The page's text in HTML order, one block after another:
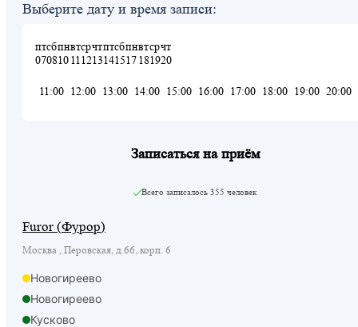
Выберите дату и время записи:
пт
07
сб
08
пн
10
вт
11
ср
12
чт
13
пт
14
сб
15
пн
17
вт
18
ср
19
чт
20
11:00 12:00 13:00 14:00 15:00 16:00 17:00 18:00 19:00 20:00
Записаться на приём
Всего записалось 355 человек
Furor (Фурор)
Москва , Перовская, д.66, корп. 6
Новогиреево
Новогиреево
Кусково